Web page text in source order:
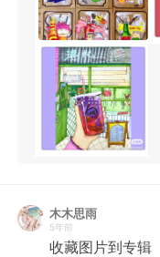
木木思雨
5年前
收藏图片到专辑